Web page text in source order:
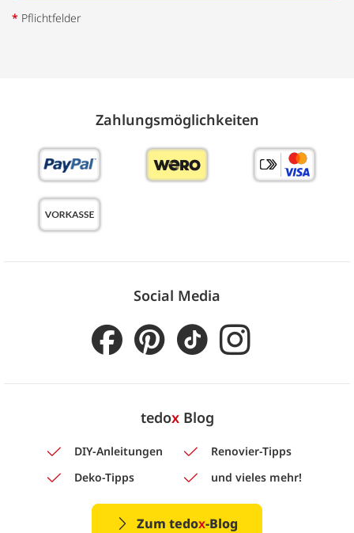
* Pflichtfelder
Zahlungs­möglich­keiten
Social Media
tedoxBlog
DIY-Anleitungen
Renovier-Tipps
Deko-Tipps
und vieles mehr!
Zum tedox-Blog